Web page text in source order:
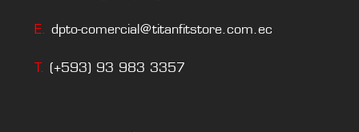
E. dpto-comercial@titanfitstore.com.ec
T. (+593) 93 983 3357